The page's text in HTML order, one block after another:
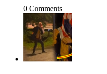
0 Comments